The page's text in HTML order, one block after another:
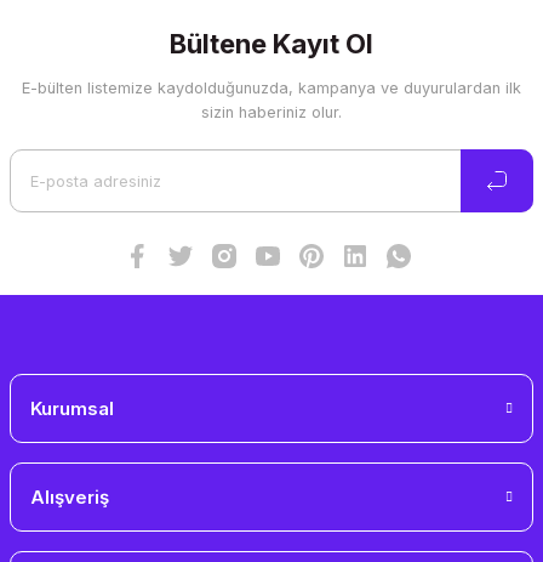
Görüş ve önerileriniz için teşekkür ederiz.
Ürün resmi kalitesiz, bozuk veya görüntülenemiyor.
Bültene Kayıt Ol
E-bülten listemize kaydolduğunuzda, kampanya ve duyurulardan ilk
sizin haberiniz olur.
Kurumsal
Alışveriş